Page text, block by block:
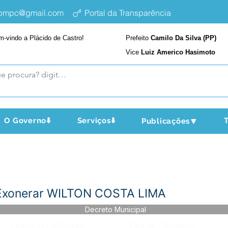
Portal da Transparência
vindo a Plácido de Castro! Prefeito Camilo Da Silva (PP)
Vice Luiz Americo Hasimoto
O Governo⬇️ Serviços⬇️ Publicações🔽
WILTON COSTA LIMA
Decreto Municipal